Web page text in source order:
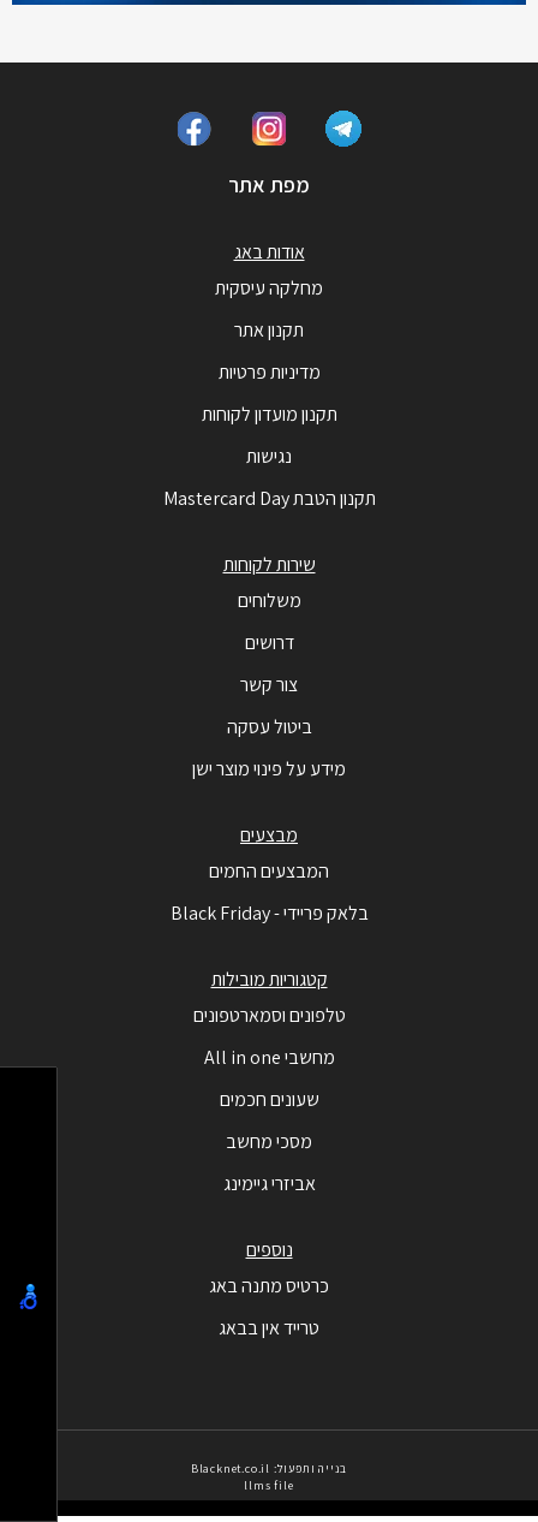
מפת אתר
אודות באג
מחלקה עיסקית
תקנון אתר
מדיניות פרטיות
תקנון מועדון לקוחות
נגישות
תקנון הטבת Mastercard Day
שירות לקוחות
משלוחים
דרושים
צור קשר
ביטול עסקה
מידע על פינוי מוצר ישן
מבצעים
המבצעים החמים
בלאק פריידי - Black Friday
קטגוריות מובילות
טלפונים וסמארטפונים
מחשבי All in one
שעונים חכמים
מסכי מחשב
אביזרי גיימינג
נוספים
כרטיס מתנה באג
טרייד אין בבאג
בנייה ותפעול: Blacknet.co.il
llms file